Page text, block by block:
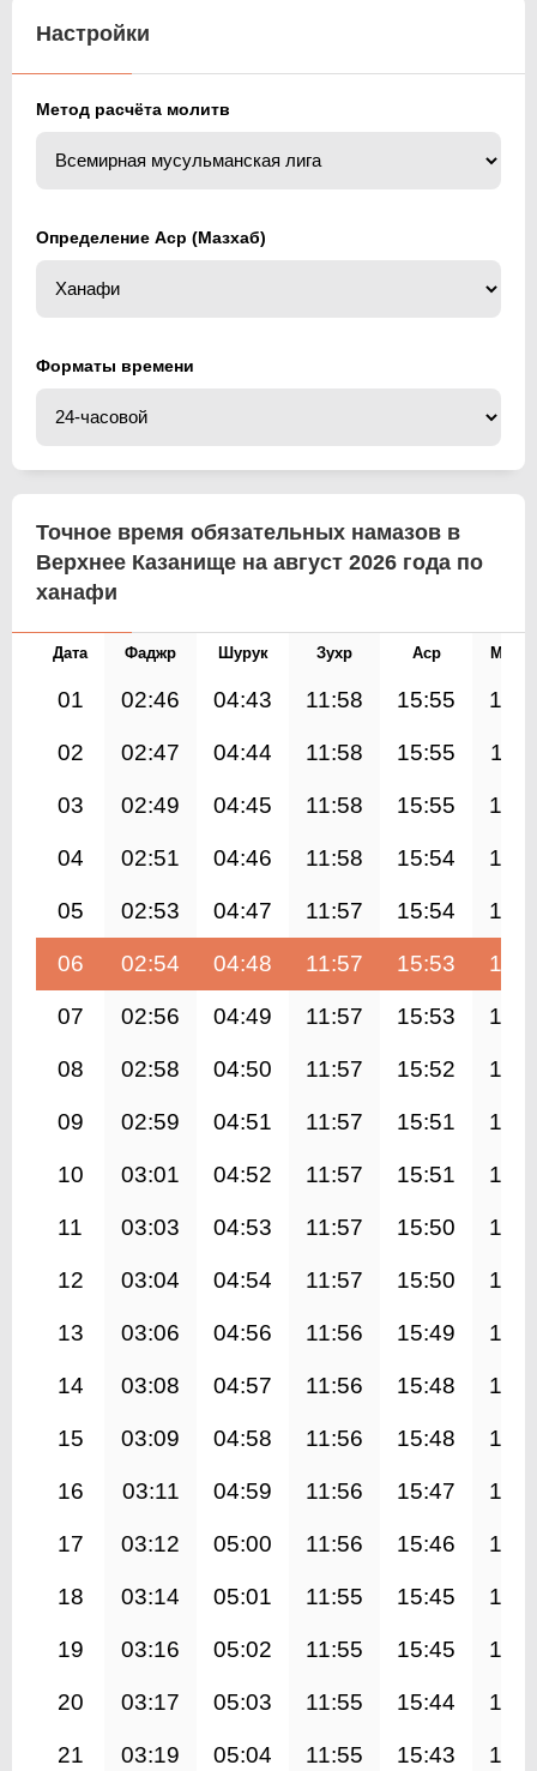
Настройки
Метод расчёта молитв
Определение Аср (Мазхаб)
Форматы времени
Точное время обязательных намазов в
Верхнее Казанище на август 2026 года по
ханафи
Дата Фаджр Шурук Зухр Аср
01 02:46 04:43 11:58 15:55
02 02:47 04:44 11:58 15:55
03 02:49 04:45 11:58 15:55
04 02:51 04:46 11:58 15:54
05 02:53 04:47 11:57 15:54
06 02:54 04:48 11:57 15:53
07 02:56 04:49 11:57 15:53
08 02:58 04:50 11:57 15:52
09 02:59 04:51 11:57 15:51
10 03:01 04:52 11:57 15:51
11 03:03 04:53 11:57 15:50
12 03:04 04:54 11:57 15:50
13 03:06 04:56 11:56 15:49
14 03:08 04:57 11:56 15:48
15 03:09 04:58 11:56 15:48
16 03:11 04:59 11:56 15:47
17 03:12 05:00 11:56 15:46
18 03:14 05:01 11:55 15:45
19 03:16 05:02 11:55 15:45
20 03:17 05:03 11:55 15:44
21 03:19 05:04 11:55 15:43